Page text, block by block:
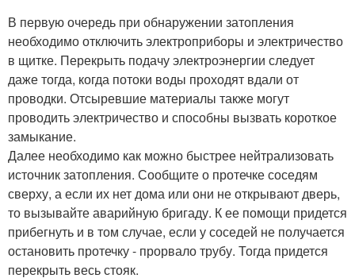
В первую очередь при обнаружении затопления
необходимо отключить электроприборы и электричество
в щитке. Перекрыть подачу электроэнергии следует
даже тогда, когда потоки воды проходят вдали от
проводки. Отсыревшие материалы также могут
проводить электричество и способны вызвать короткое
замыкание.
Далее необходимо как можно быстрее нейтрализовать
источник затопления. Сообщите о протечке соседям
сверху, а если их нет дома или они не открывают дверь,
то вызывайте аварийную бригаду. К ее помощи придется
прибегнуть и в том случае, если у соседей не получается
остановить протечку - прорвало трубу. Тогда придется
перекрыть весь стояк.